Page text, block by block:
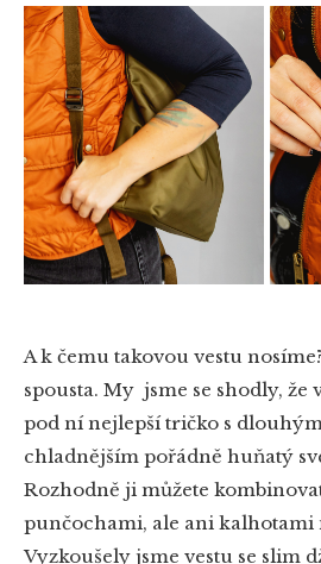
A k čemu takovou vestu
spousta. My jsme se shodly, že
pod ní nejlepší tričko s
chladnějším pořádně huňatý
Rozhodně ji můžete
punčochami, ale ani kalhotami
Vyzkoušely jsme vestu se slim